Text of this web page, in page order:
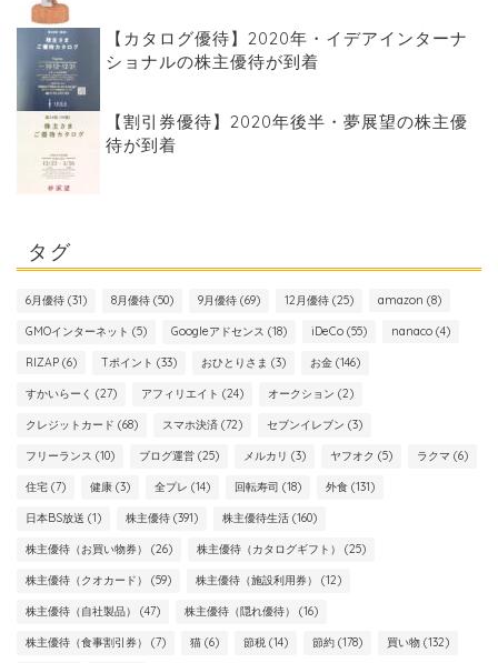
【カタログ優待】2020年・イデアインターナ
ショナルの株主優待が到着
【割引券優待】2020年後半・夢展望の株主優
待が到着
タグ
6月優待 (31) 8月優待 (50) 9月優待 (69) 12月優待 (25) amazon (8)
GMOインターネット (5) Googleアドセンス (18) iDeCo (55) nanaco (4)
RIZAP (6) Tポイント (33) おひとりさま (3) お金 (146)
すかいらーく (27) アフィリエイト (24) オークション (2)
クレジットカード (68) スマホ決済 (72) セブンイレブン (3)
フリーランス (10) ブログ運営 (25) メルカリ (3) ヤフオク (5) ラクマ (6)
住宅 (7) 健康 (3) 全プレ (14) 回転寿司 (18) 外食 (131)
日本BS放送 (1) 株主優待 (391) 株主優待生活 (160)
株主優待（お買い物券） (26) 株主優待（カタログギフト） (25)
株主優待（クオカード） (59) 株主優待（施設利用券） (12)
株主優待（自社製品） (47) 株主優待（隠れ優待） (16)
株主優待（食事割引券） (7) 猫 (6) 節税 (14) 節約 (178) 買い物 (132)